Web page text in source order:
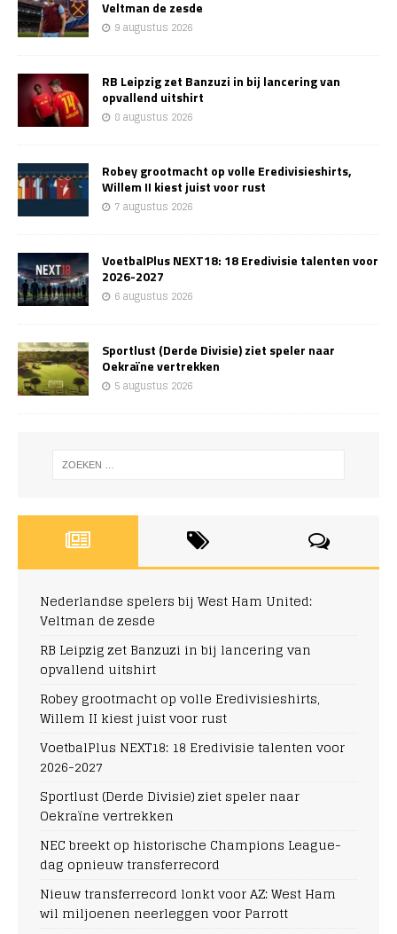
Veltman de zesde
9 augustus 2026
RB Leipzig zet Banzuzi in bij lancering van
opvallend uitshirt
8 augustus 2026
Robey grootmacht op volle Eredivisieshirts,
Willem II kiest juist voor rust
7 augustus 2026
VoetbalPlus NEXT18: 18 Eredivisie talenten voor
2026-2027
6 augustus 2026
Sportlust (Derde Divisie) ziet speler naar
Oekraïne vertrekken
5 augustus 2026
Nederlandse spelers bij West Ham United:
Veltman de zesde
RB Leipzig zet Banzuzi in bij lancering van
opvallend uitshirt
Robey grootmacht op volle Eredivisieshirts,
Willem II kiest juist voor rust
VoetbalPlus NEXT18: 18 Eredivisie talenten voor
2026-2027
Sportlust (Derde Divisie) ziet speler naar
Oekraïne vertrekken
NEC breekt op historische Champions League-
dag opnieuw transferrecord
Nieuw transferrecord lonkt voor AZ: West Ham
wil miljoenen neerleggen voor Parrott